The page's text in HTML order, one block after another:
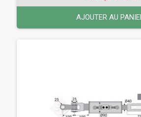
AJOUTER AU